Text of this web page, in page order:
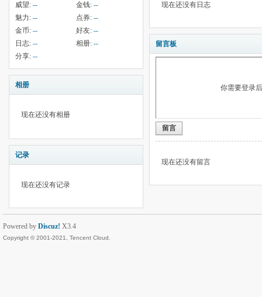
威望: -- 金钱: --
魅力: -- 点券: --
金币: -- 好友: --
日志: -- 相册: --
分享: --
相册
现在还没有相册
记录
现在还没有记录
现在还没有日志
留言板
你需要登录
留言
现在还没有留言
Powered by Discuz! X3.4
Copyright © 2001-2021, Tencent Cloud.